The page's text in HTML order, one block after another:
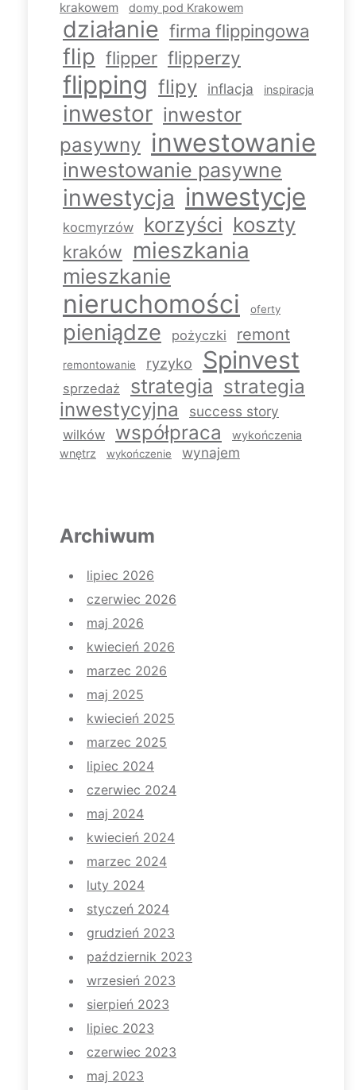
krakowem domy pod Krakowem
działanie firma flippingowa
flip flipper flipperzy
flipping flipy inflacja inspiracja
inwestor inwestor
pasywny inwestowanie
inwestowanie pasywne
inwestycja inwestycje
kocmyrzów korzyści koszty
kraków mieszkania
mieszkanie
nieruchomości oferty
pieniądze pożyczki remont
remontowanie ryzyko Spinvest
sprzedaż strategia strategia
inwestycyjna
success story
wilków współpraca
wykończenia
wnętrz
wykończenie wynajem
Archiwum
lipiec 2026
czerwiec 2026
maj 2026
kwiecień 2026
marzec 2026
maj 2025
kwiecień 2025
marzec 2025
lipiec 2024
czerwiec 2024
maj 2024
kwiecień 2024
marzec 2024
luty 2024
styczeń 2024
grudzień 2023
październik 2023
wrzesień 2023
sierpień 2023
lipiec 2023
czerwiec 2023
maj 2023